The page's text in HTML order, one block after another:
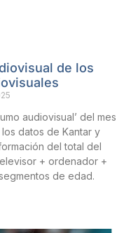
de los
audiovisual’ del mes
datos de Kantar y
del total del
+ ordenador +
de edad.